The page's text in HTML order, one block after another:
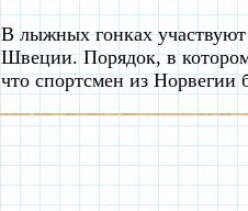
В лыжных гонках
Швеции. Порядок, в котором
что спортсмен из Норвегии